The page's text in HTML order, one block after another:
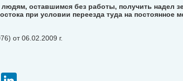
оставшимся без работы, получить надел
при условии переезда туда на постоянное
от 06.02.2009 г.
VK